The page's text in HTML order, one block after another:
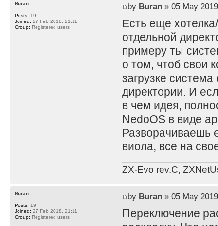
by Buran» 05 May
Есть еще
отдельной
примеру ты
о том, чтоб свои
загрузке
директории. И
в чем идея,
NedoOS в виде
Разворачиваешь
виола, все на
ZX-Evo rev.C,
Buran
Posts: 19
Joined: 27 Feb 2018, 21:11
Group: Registered users
by Buran» 05 May
Переключение
Buran
Posts: 19
Joined: 27 Feb 2018, 21:11
Group: Registered users